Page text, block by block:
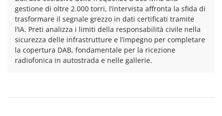
gestione di oltre 2.000 torri, l’intervista affronta la sfida di
trasformare il segnale grezzo in dati certificati tramite
l’IA. Preti analizza i limiti della responsabilità civile nella
sicurezza delle infrastrutture e l’impegno per completare
la copertura DAB, fondamentale per la ricezione
radiofonica in autostrada e nelle gallerie.